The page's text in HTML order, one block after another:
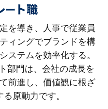
ート職
を導き、人事で従業員
ィングでブランドを構
ステムを効率化する。
部門は、会社の成長を
前進し、価値観に根ざ
原動力です。